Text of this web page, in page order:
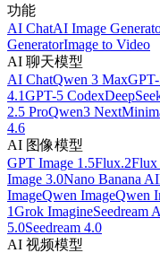
功能
AI ChatAI Image
GeneratorImage to Video
AI 聊天模型
AI ChatQwen 3 Max
4.1GPT-5 Codex
2.5 ProQwen3 Next
4.6
AI 图像模型
GPT Image 1.5Flux.2Flux
Image 3.0Nano Banana AI
ImageQwen ImageQwen
1Grok ImagineSeedream
5.0Seedream 4.0
AI 视频模型